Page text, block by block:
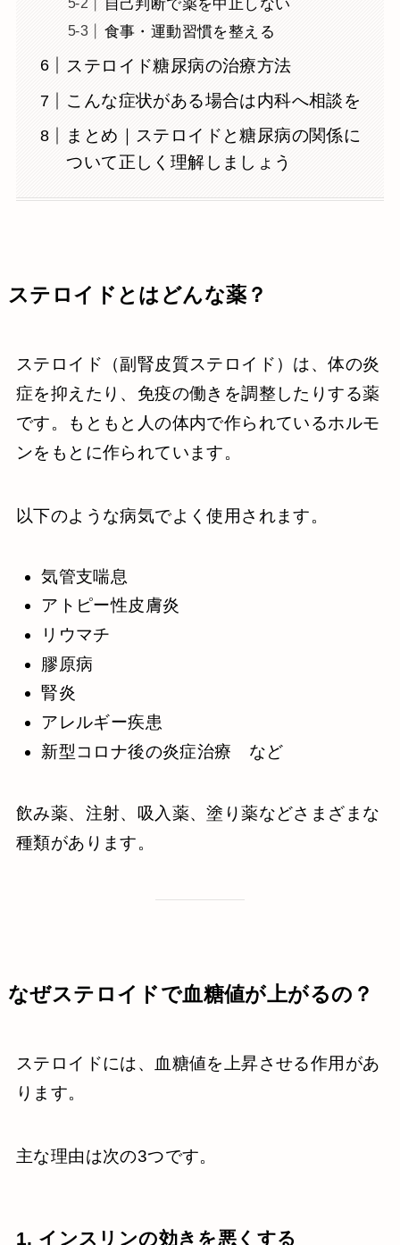
自己判断で薬を中止しない
食事・運動習慣を整える
ステロイド糖尿病の治療方法
こんな症状がある場合は内科へ相談を
まとめ｜ステロイドと糖尿病の関係に
ついて正しく理解しましょう
ステロイドとはどんな薬？
ステロイド（副腎皮質ステロイド）は、体の炎
症を抑えたり、免疫の働きを調整したりする薬
です。もともと人の体内で作られているホルモ
ンをもとに作られています。
以下のような病気でよく使用されます。
気管支喘息
アトピー性皮膚炎
リウマチ
膠原病
腎炎
アレルギー疾患
新型コロナ後の炎症治療 など
飲み薬、注射、吸入薬、塗り薬などさまざまな
種類があります。
なぜステロイドで血糖値が上がるの？
ステロイドには、血糖値を上昇させる作用があ
ります。
主な理由は次の3つです。
1. インスリンの効きを悪くする